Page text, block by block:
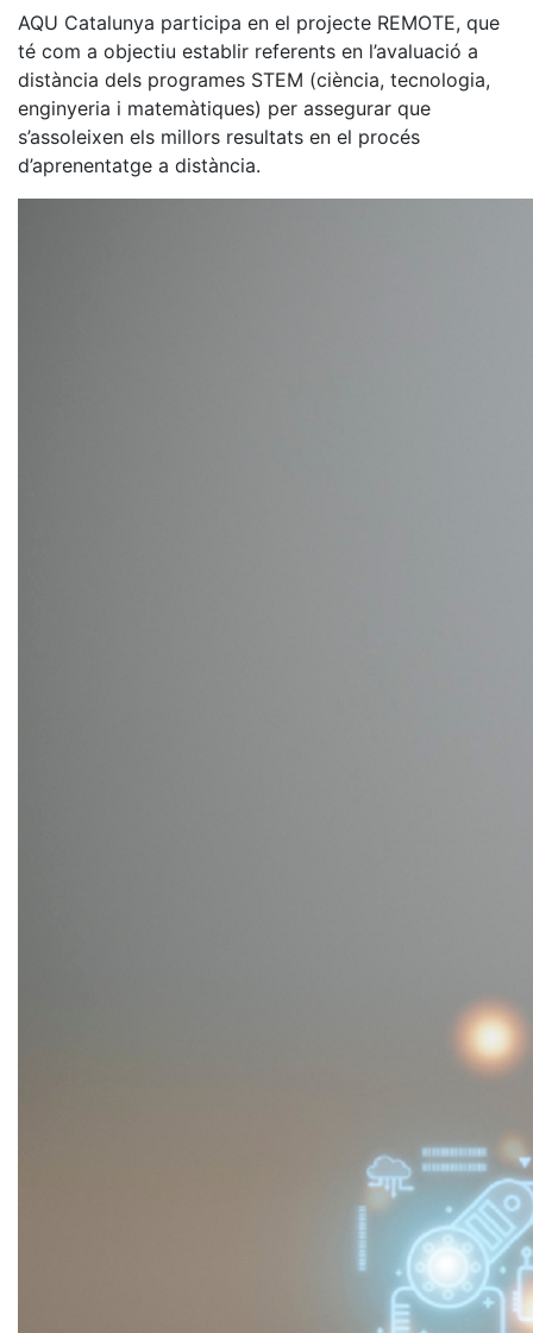
AQU Catalunya participa en el projecte REMOTE, que
té com a objectiu establir referents en l’avaluació a
distància dels programes STEM (ciència, tecnologia,
enginyeria i matemàtiques) per assegurar que
s’assoleixen els millors resultats en el procés
d’aprenentatge a distància.